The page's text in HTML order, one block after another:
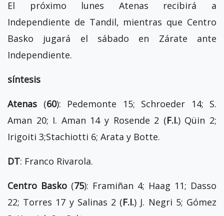
El próximo lunes Atenas recibirá a
Independiente de Tandil, mientras que Centro
Basko jugará el sábado en Zárate ante
Independiente.
síntesis
Atenas (60): Pedemonte 15; Schroeder 14; S.
Aman 20; I. Aman 14 y Rosende 2 (F.I.) Qüin 2;
Irigoiti 3;Stachiotti 6; Arata y Botte.
DT: Franco Rivarola.
Centro Basko (75): Framiñan 4; Haag 11; Dasso
22; Torres 17 y Salinas 2 (F.I.) J. Negri 5; Gómez